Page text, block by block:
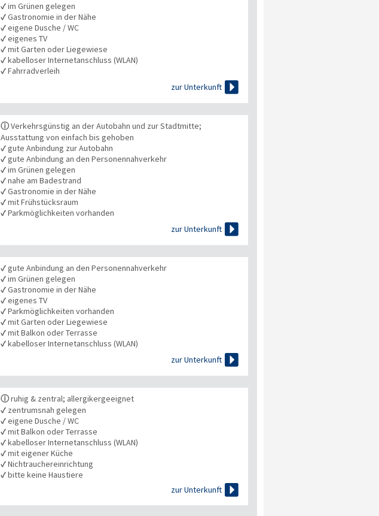
✓im Grünen gelegen
✓Gastronomie in der Nähe
✓eigene Dusche / WC
✓eigenes TV
✓mit Garten oder Liegewiese
✓kabelloser Internetanschluss (WLAN)
✓Fahrradverleih
zur Unterkunft 
ⓘVerkehrsgünstig an der Autobahn und zur Stadtmitte;
Ausstattung von einfach bis gehoben
✓gute Anbindung zur Autobahn
✓gute Anbindung an den Personennahverkehr
✓im Grünen gelegen
✓nahe am Badestrand
✓Gastronomie in der Nähe
✓mit Frühstücksraum
✓Parkmöglichkeiten vorhanden
zur Unterkunft 
✓gute Anbindung an den Personennahverkehr
✓im Grünen gelegen
✓Gastronomie in der Nähe
✓eigenes TV
✓Parkmöglichkeiten vorhanden
✓mit Garten oder Liegewiese
✓mit Balkon oder Terrasse
✓kabelloser Internetanschluss (WLAN)
zur Unterkunft 
ⓘruhig & zentral; allergikergeeignet
✓ zentrumsnah gelegen
✓eigene Dusche / WC
✓mit Balkon oder Terrasse
✓kabelloser Internetanschluss (WLAN)
✓mit eigener Küche
✓Nichtrauchereinrichtung
✓bitte keine Haustiere
zur Unterkunft 